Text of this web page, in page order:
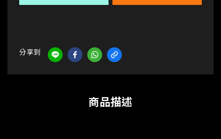
分享到
商品描述